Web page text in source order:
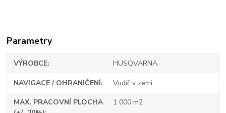
Parametry
VÝROBCE HUSQVARNA
NAVIGACE / OHRANIČENÍ Vodič v zemi
MAX. PRACOVNÍ PLOCHA
1 000 m2